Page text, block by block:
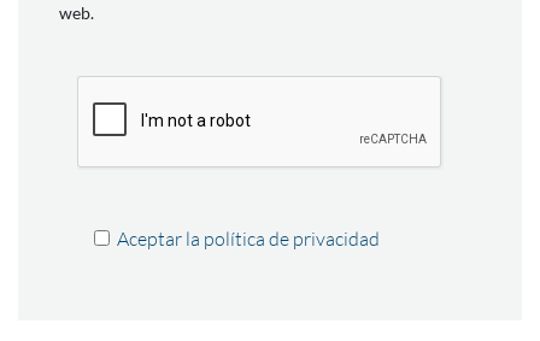
web.
Aceptar la política de privacidad